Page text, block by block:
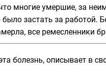
многие умершие, за
застать за работой.
все ремесленники
болезнь, описывает в